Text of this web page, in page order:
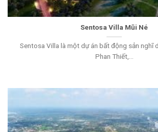
Sentosa Villa Mũi Né
Sentosa Villa là một dự án bất động sản nghĩ
Phan Thiết,...